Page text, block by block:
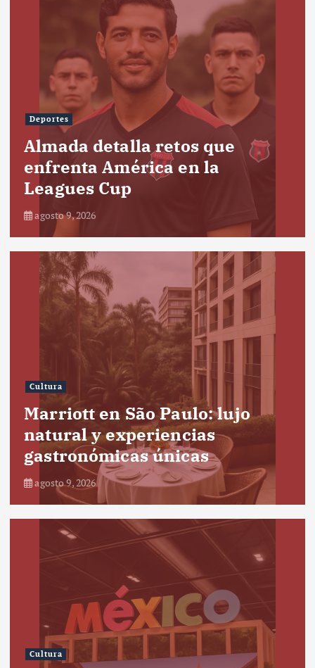
Deportes
Almada detalla retos que
enfrenta América en la
Leagues Cup
agosto 9, 2026
Cultura
Marriott en São Paulo: lujo
natural y experiencias
gastronómicas únicas
agosto 9, 2026
Cultura